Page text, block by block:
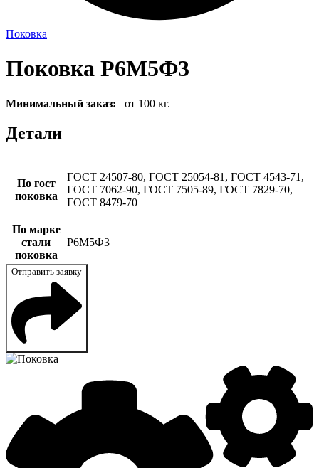
Поковка
Поковка Р6М5Ф3
Минимальный заказ: от 100 кг.
Детали
По гост
поковка
ГОСТ 24507-80, ГОСТ 25054-81, ГОСТ 4543-71,
ГОСТ 7062-90, ГОСТ 7505-89, ГОСТ 7829-70,
ГОСТ 8479-70
По марке
стали
поковка
Р6М5Ф3
Отправить заявку